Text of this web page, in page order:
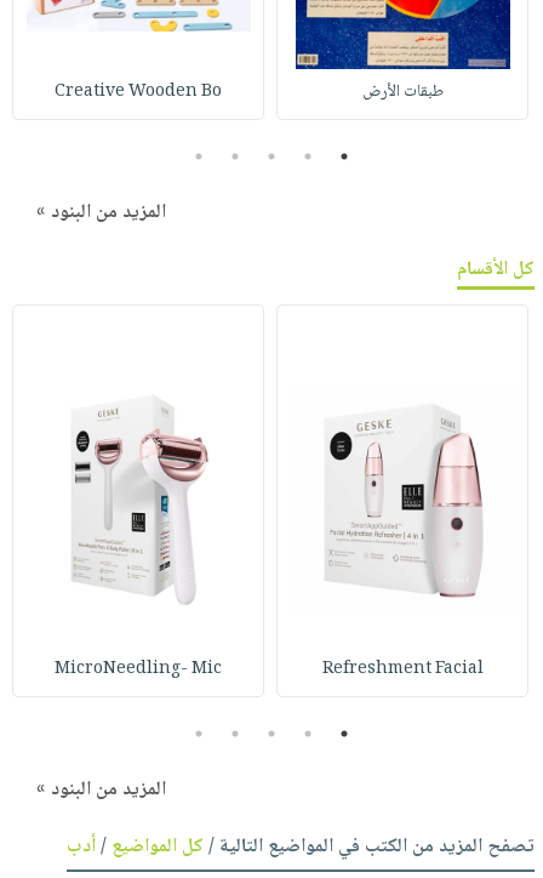
طبقات الأرض Creative Wooden Bo
1
2
3
4
5
المزيد من البنود »
كل الأقسام
Refreshment Facial
MicroNeedling- Mic
1
2
3
4
5
المزيد من البنود »
تصفح المزيد من الكتب في المواضيع التالية /كل المواضيع/أدب